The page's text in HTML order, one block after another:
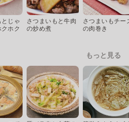
じゃ
ホク
さつまいもと牛肉
の炒め煮
さつまいもチー
の肉巻き
もっと見る